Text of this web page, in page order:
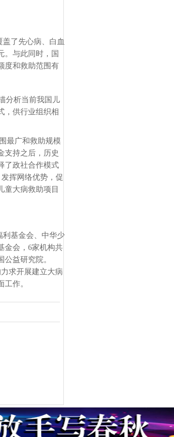
了先心病、白血
。与此同时，国
度和救助范围有
分析当前我国儿
，供行业组织相
最广和救助规模
持之后，历史
了政社合作模式
挥网络优势，促
童大病救助项目
利基金会、中华少
金会，6家机构共
益研究院。
求开展建立大病
作。